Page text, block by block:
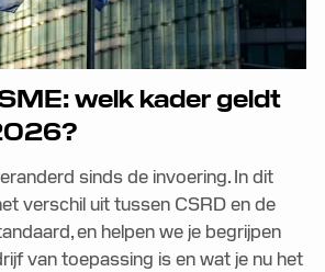
welk kader geldt
sinds de invoering. In dit
verschil uit tussen CSRD en de
en helpen we je begrijpen
van toepassing is en wat je nu het